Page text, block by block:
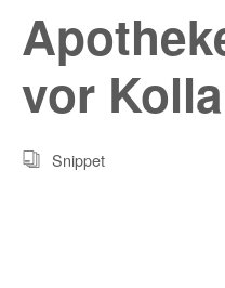
zum
Inhalt
Suche
vor
Snippet